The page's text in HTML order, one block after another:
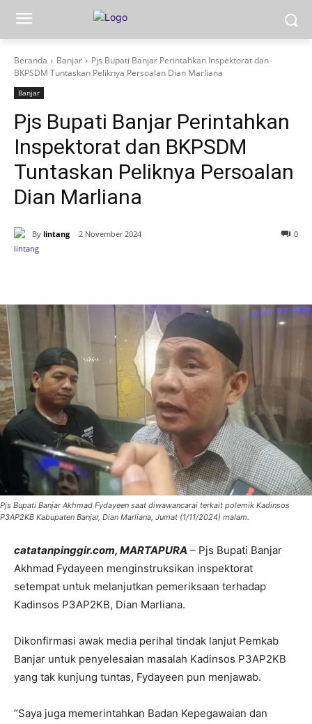
Beranda Banjar
Pjs Bupati Banjar Perintahkan Inspektorat dan
BKPSDM Tuntaskan Peliknya Persoalan Dian Marliana
Banjar
Pjs Bupati Banjar Perintahkan
Inspektorat dan BKPSDM
Tuntaskan Peliknya Persoalan
Dian Marliana
By lintang 2 November 2024 0
Pjs Bupati Banjar Akhmad Fydayeen saat diwawancarai terkait polemik Kadinsos
P3AP2KB Kabupaten Banjar, Dian Marliana, Jumat (1/11/2024) malam.
catatanpinggir.com, MARTAPURA – Pjs Bupati Banjar
Akhmad Fydayeen menginstruksikan inspektorat
setempat untuk melanjutkan pemeriksaan terhadap
Kadinsos P3AP2KB, Dian Marliana.
Dikonfirmasi awak media perihal tindak lanjut Pemkab
Banjar untuk penyelesaian masalah Kadinsos P3AP2KB
yang tak kunjung tuntas, Fydayeen pun menjawab.
“Saya juga memerintahkan Badan Kepegawaian dan